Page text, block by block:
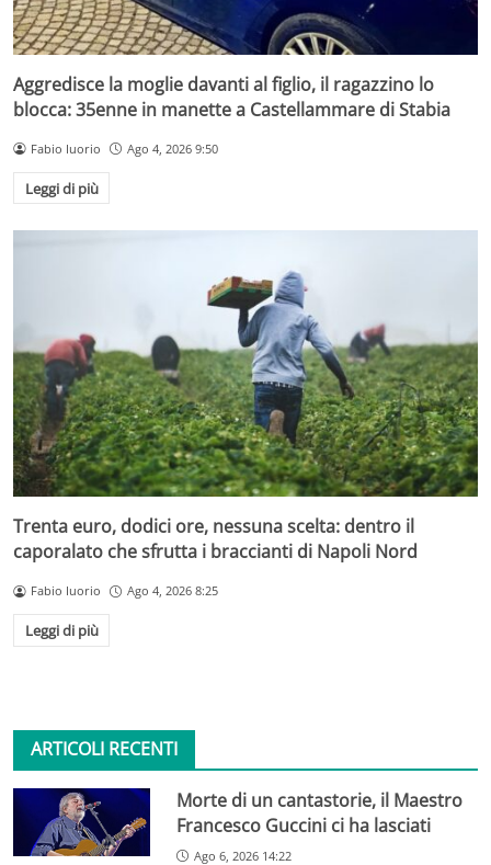
Aggredisce la moglie davanti al figlio, il ragazzino lo
blocca: 35enne in manette a Castellammare di Stabia
Fabio Iuorio Ago 4, 2026 9:50
Leggi di più
Trenta euro, dodici ore, nessuna scelta: dentro il
caporalato che sfrutta i braccianti di Napoli Nord
Fabio Iuorio Ago 4, 2026 8:25
Leggi di più
ARTICOLI RECENTI
Morte di un cantastorie, il Maestro
Francesco Guccini ci ha lasciati
Ago 6, 2026 14:22